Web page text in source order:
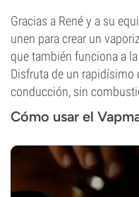
Gracias a René y a su
unen para crear un
que también funciona a
Disfruta de un
conducción, sin
Cómo usar el